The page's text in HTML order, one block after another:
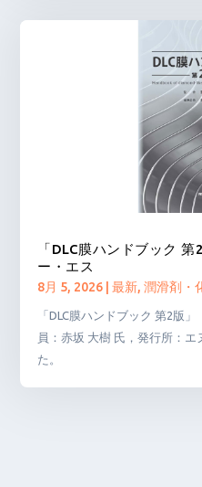
「DLC膜ハンドブック
ー・エス
8月 5, 2026 |最新,潤滑剤・
「DLC膜ハンドブック 第2版
員：赤坂 大樹 氏，発行所：
た。